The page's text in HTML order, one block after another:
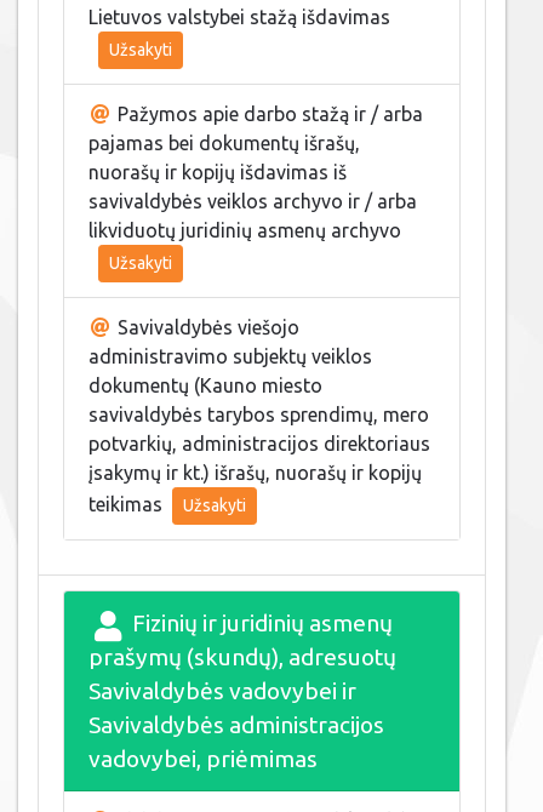
Lietuvos valstybei stažą išdavimas
Užsakyti
Pažymos apie darbo stažą ir / arba
pajamas bei dokumentų išrašų,
nuorašų ir kopijų išdavimas iš
savivaldybės veiklos archyvo ir / arba
likviduotų juridinių asmenų archyvo
Užsakyti
Savivaldybės viešojo
administravimo subjektų veiklos
dokumentų (Kauno miesto
savivaldybės tarybos sprendimų, mero
potvarkių, administracijos direktoriaus
įsakymų ir kt.) išrašų, nuorašų ir kopijų
teikimas
Užsakyti
Fizinių ir juridinių asmenų
prašymų (skundų), adresuotų
Savivaldybės vadovybei ir
Savivaldybės administracijos
vadovybei, priėmimas